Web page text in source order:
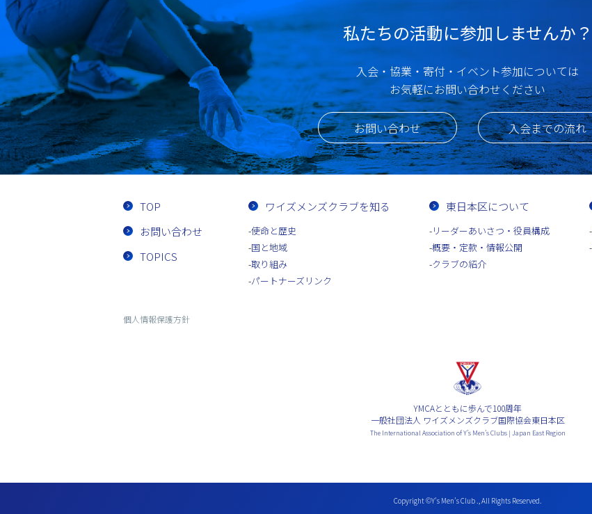
私たちの活動に参加しませんか？
入会・協業・寄付・イベント参加については
お気軽にお問い合わせください
お問い合わせ 入会までの流れ
TOP
お問い合わせ
TOPICS
個人情報保護方針
ワイズメンズクラブを知る
使命と歴史
国と地域
取り組み
パートナーズリンク
東日本区について
リーダーあいさつ・役員構成
概要・定款・情報公開
クラブの紹介
YMCAとともに歩んで100周年
一般社団法人 ワイズメンズクラブ国際協会東日本区
The International Association of Y’s Men’s Clubs | Japan East Region
Copyright ©Y’s Men’s Club ., All Rights Reserved.